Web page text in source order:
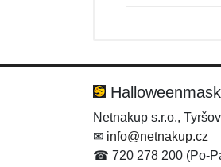
Zpráva*
Zpráva*
Netnakup s.r.o.,
✉ info@netnakup.cz
☎ 720 278 200 (Po-